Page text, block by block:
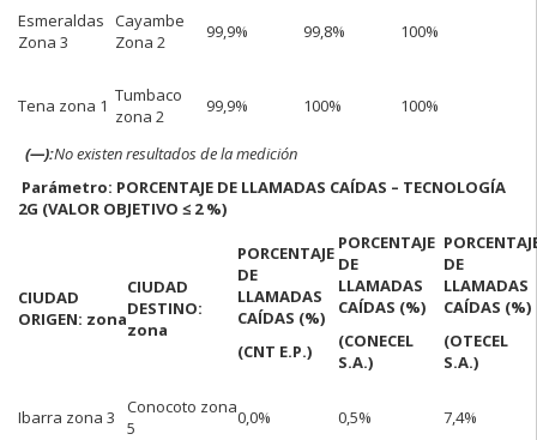
Esmeraldas
Zona 3
Cayambe
Zona 2
99,9% 99,8% 100%
Tena zona 1 Tumbaco
zona 2
99,9% 100% 100%
(—):No existen resultados de la medición
Parámetro: PORCENTAJE DE LLAMADAS CAÍDAS – TECNOLOGÍA
2G (VALOR OBJETIVO ≤ 2 %)
CIUDAD
ORIGEN: zona
CIUDAD
DESTINO:
zona
PORCENTAJE
DE
LLAMADAS
CAÍDAS (%)
(CNT E.P.)
PORCENTAJE
DE
LLAMADAS
CAÍDAS (%)
(CONECEL
S.A.)
DE
LLAMADAS
CAÍDAS (%)
(OTECEL
S.A.)
Ibarra zona 3
Conocoto zona
5
0,0% 0,5% 7,4%